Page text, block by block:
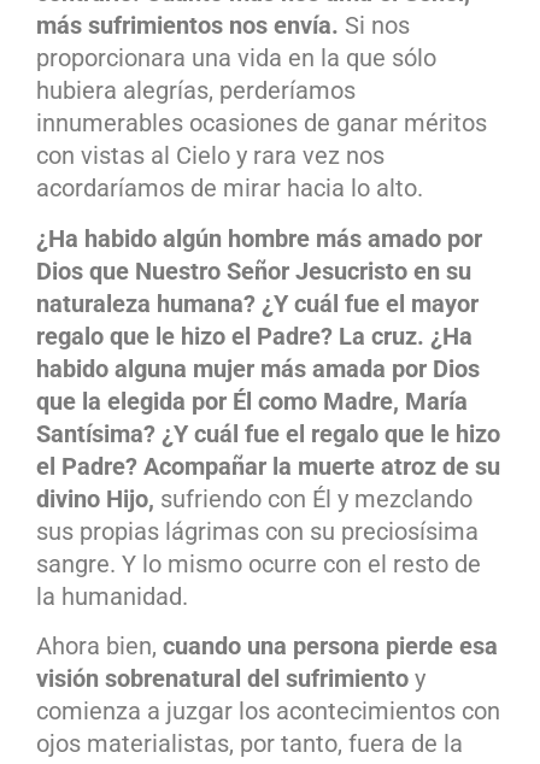
más sufrimientos nos envía. Si nos
proporcionara una vida en la que sólo
hubiera alegrías, perderíamos
innumerables ocasiones de ganar méritos
con vistas al Cielo y rara vez nos
acordaríamos de mirar hacia lo alto.
¿Ha habido algún hombre más amado por
Dios que Nuestro Señor Jesucristo en su
naturaleza humana? ¿Y cuál fue el mayor
regalo que le hizo el Padre? La cruz. ¿Ha
habido alguna mujer más amada por Dios
que la elegida por Él como Madre, María
Santísima? ¿Y cuál fue el regalo que le hizo
el Padre? Acompañar la muerte atroz de su
divino Hijo, sufriendo con Él y mezclando
sus propias lágrimas con su preciosísima
sangre. Y lo mismo ocurre con el resto de
la humanidad.
Ahora bien, cuando una persona pierde esa
visión sobrenatural del sufrimiento y
comienza a juzgar los acontecimientos con
ojos materialistas, por tanto, fuera de la